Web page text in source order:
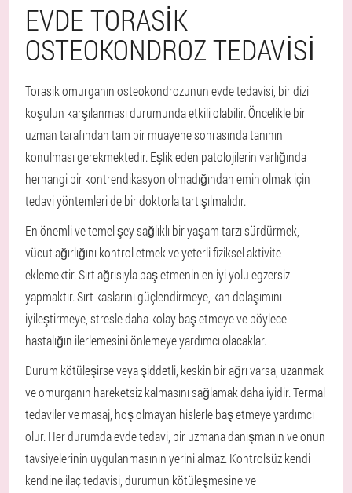
EVDE TORASIK
OSTEOKONDROZ TEDAVISI
Torasik omurganın osteokondrozunun evde tedavisi, bir dizi
koşulun karşılanması durumunda etkili olabilir. Öncelikle bir
uzman tarafından tam bir muayene sonrasında tanının
konulması gerekmektedir. Eşlik eden patolojilerin varlığında
herhangi bir kontrendikasyon olmadığından emin olmak için
tedavi yöntemleri de bir doktorla tartışılmalıdır.
En önemli ve temel şey sağlıklı bir yaşam tarzı sürdürmek,
vücut ağırlığını kontrol etmek ve yeterli fiziksel aktivite
eklemektir. Sırt ağrısıyla baş etmenin en iyi yolu egzersiz
yapmaktır. Sırt kaslarını güçlendirmeye, kan dolaşımını
iyileştirmeye, stresle daha kolay baş etmeye ve böylece
hastalığın ilerlemesini önlemeye yardımcı olacaklar.
Durum kötüleşirse veya şiddetli, keskin bir ağrı varsa, uzanmak
ve omurganın hareketsiz kalmasını sağlamak daha iyidir. Termal
tedaviler ve masaj, hoş olmayan hislerle baş etmeye yardımcı
olur. Her durumda evde tedavi, bir uzmana danışmanın ve onun
tavsiyelerinin uygulanmasının yerini almaz. Kontrolsüz kendi
kendine ilaç tedavisi, durumun kötüleşmesine ve